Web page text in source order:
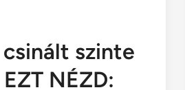
szinte
NÉZD: